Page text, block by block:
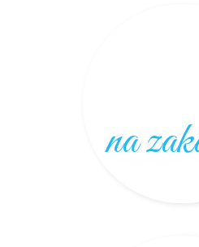
na